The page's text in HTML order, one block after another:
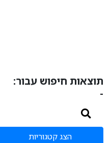
תוצאות חיפוש עבור:
-
הצג קטגוריות